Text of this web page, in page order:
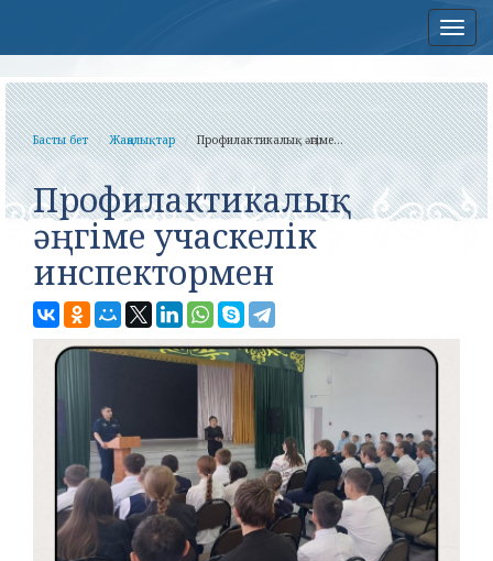
Басты бет Жаңалықтар Профилактикалық әңгіме...
Профилактикалық
әңгіме учаскелік
инспектормен